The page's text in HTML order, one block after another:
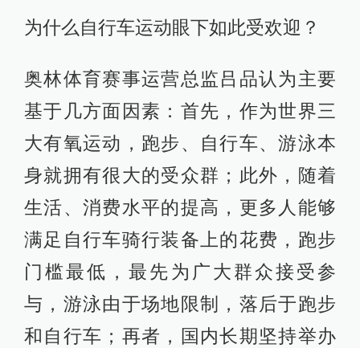
为什么自行车运动眼下如此受欢迎？
奥林体育赛事运营总监吕品认为主要
基于几方面因素：首先，作为世界三
大有氧运动，跑步、自行车、游泳本
身就拥有很大的受众群；此外，随着
生活、消费水平的提高，更多人能够
满足自行车骑行装备上的花费，跑步
门槛最低，最先为广大群众接受参
与，游泳由于场地限制，落后于跑步
和自行车；再者，国内长期坚持举办